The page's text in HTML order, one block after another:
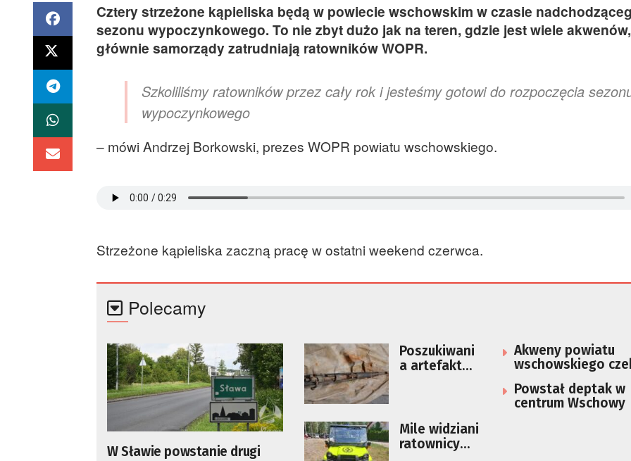
Cztery strzeżone kąpieliska będą w powiecie wschowskim w czasie
sezonu wypoczynkowego. To nie zbyt dużo jak na teren, gdzie jest wiele
głównie samorządy zatrudniają ratowników WOPR.
Szkoliliśmy ratowników przez cały rok i jesteśmy gotowi do rozpoczęcia
wypoczynkowego
– mówi Andrzej Borkowski, prezes WOPR powiatu wschowskiego.
Strzeżone kąpieliska zaczną pracę w ostatni weekend czerwca.
Polecamy
W Sławie powstanie drugi
Poszukiwani
a artefaktów
Mile widziani
ratownicy
Akweny powiatu
wschowskiego
wypoczywających.
Powstał deptak w
centrum Wschowy